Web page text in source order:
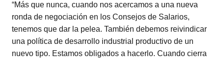
“Más que nunca, cuando nos acercamos a una nueva
ronda de negociación en los Consejos de Salarios,
tenemos que dar la pelea. También debemos reivindicar
una política de desarrollo industrial productivo de un
nuevo tipo. Estamos obligados a hacerlo. Cuando cierra